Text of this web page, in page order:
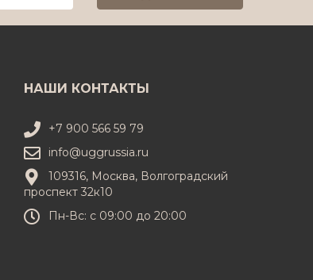
НАШИ КОНТАКТЫ
+7 900 566 59 79
info@uggrussia.ru
109316, Москва, Волгоградский
проспект 32к10
Пн-Вс: с 09:00 до 20:00